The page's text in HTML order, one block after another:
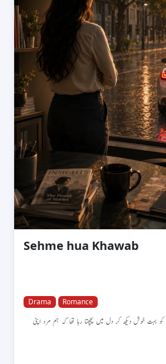
Sehme hua Khawab
Drama Romance
کو بہت خوش دیکھ کر دل میں پچھتا رہا تھا کہ ہم مرد اپنی